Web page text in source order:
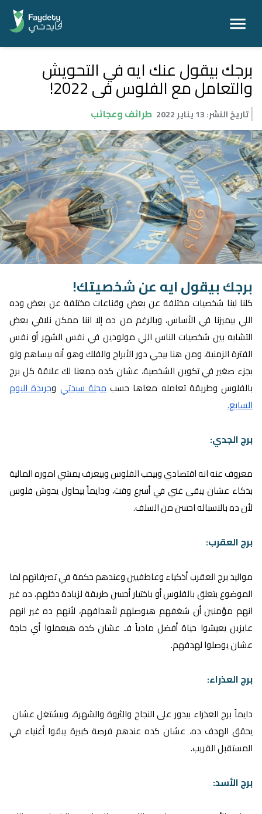
برجك بيقول عنك ايه في التحويش
والتعامل مع الفلوس فى 2022!
تاريخ النشر:13 يناير 2022 طرائف وعجائب
برجك بيقول ايه عن شخصيتك!
كلنا لينا شخصيات مختلفة عن بعض وقناعات مختلفة عن بعض وده
اللي بيميزنا في الأساس، وبالرغم من ده إلا اننا ممكن نلاقي بعض
التشابه بين شخصيات الناس اللي مولودين في نفس الشهر أو نفس
الفترة الزمنية، ومن هنا ييجي دور الأبراج والفلك وهو أنه بيساهم ولو
بجزء صغير في تكوين الشخصية، عشان كده جمعنا لك علاقة كل برج
بالفلوس وطريقة تعامله معاها حسبمجلة سيدتي وجريدة اليوم
السابع.
برج الجدي:
معروف عنه انه اقتصادي وبيحب الفلوس وبيعرف يمشي اموره المالية
بذكاء عشان يبقى غني في أسرع وقت، ودايماً بيحاول يحوش فلوس
لأن ده بالنسباله احسن من السلف.
برج العقرب:
مواليد برج العقرب أذكياء وعاطفيين وعندهم حكمة في تصرفاتهم لما
الموضوع يتعلق بالفلوس أو باختيار أحسن طريقة لزيادة دخلهم، ده غير
انهم مؤمنين أن شغفهم هيوصلهم لأهدافهم، لأنهم ده غير انهم
عايزين يعيشوا حياة أفضل مادياً فـ عشان كده هيعملوا أي حاجة
عشان يوصلوا لهدفهم.
برج العذراء:
دايماً برج العذراء بيدور على النجاح والثروة والشهرة، وبيشتغل عشان
يحقق الهدف ده، عشان كده عندهم فرصة كبيرة يبقوا أغنياء في
المستقبل القريب.
برج الأسد: